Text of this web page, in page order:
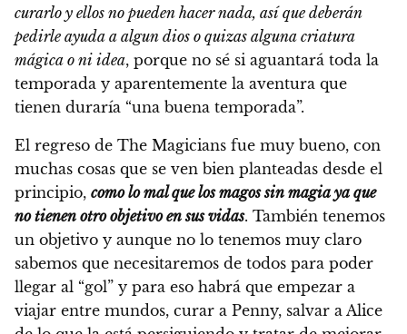
curarlo y ellos no pueden hacer nada, así que deberán
pedirle ayuda a algun dios o quizas alguna criatura
mágica o ni idea, porque no sé si aguantará toda la
temporada y aparentemente la aventura que
tienen duraría “una buena temporada”.
El regreso de The Magicians fue muy bueno, con
muchas cosas que se ven bien planteadas desde el
principio, como lo mal que los magos sin magia ya que
no tienen otro objetivo en sus vidas. También tenemos
un objetivo y aunque no lo tenemos muy claro
sabemos que necesitaremos de todos para poder
llegar al “gol” y para eso habrá que empezar a
viajar entre mundos, curar a Penny, salvar a Alice